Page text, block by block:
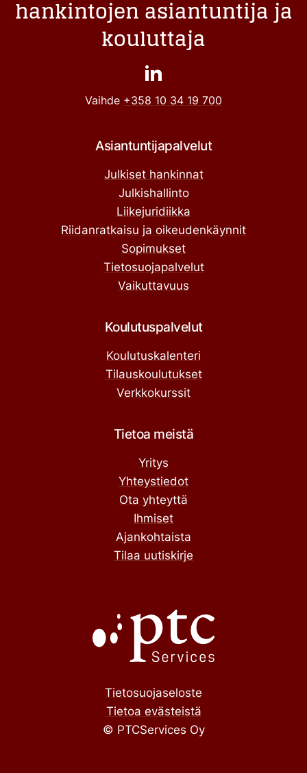
hankintojen asiantuntija ja
kouluttaja
Vaihde +358 10 34 19 700
Asiantuntijapalvelut
Julkiset hankinnat
Julkishallinto
Liikejuridiikka
Riidanratkaisu ja oikeudenkäynnit
Sopimukset
Tietosuojapalvelut
Vaikuttavuus
Koulutuspalvelut
Koulutuskalenteri
Tilauskoulutukset
Verkkokurssit
Tietoa meistä
Yritys
Yhteystiedot
Ota yhteyttä
Ihmiset
Ajankohtaista
Tilaa uutiskirje
Tietosuojaseloste
Tietoa evästeistä
© PTCServices Oy